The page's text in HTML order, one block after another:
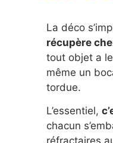
La déco
récupère
tout objet a
même un
tordue.
L’essentiel,
chacun
réfractaires